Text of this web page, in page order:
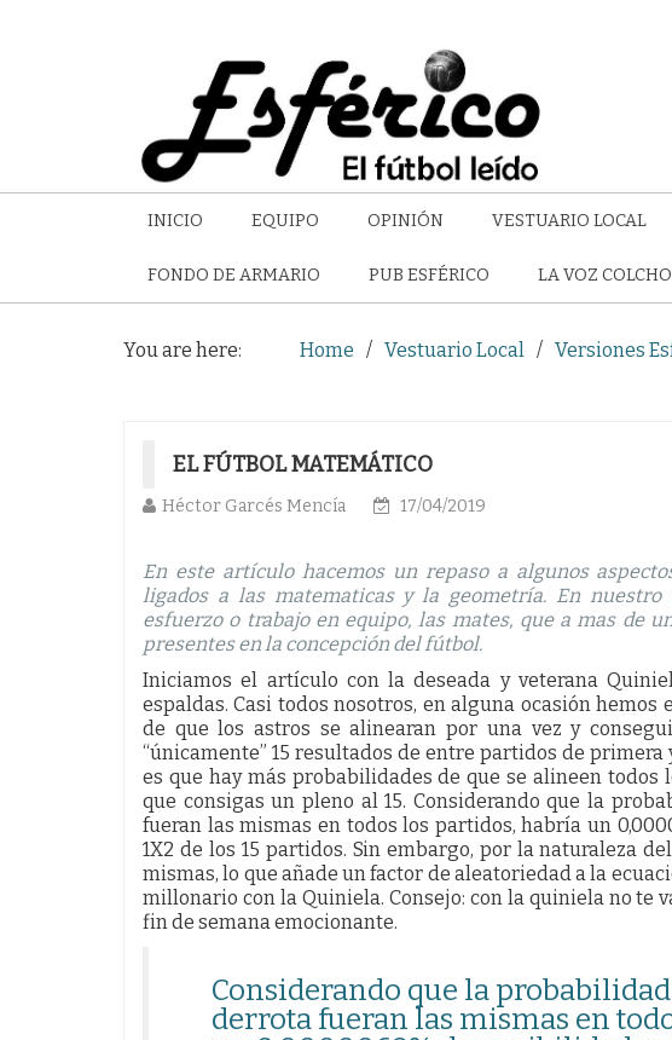
INICIO EQUIPO OPINIÓN VESTUARIO LOCAL
FONDO DE ARMARIO PUB ESFÉRICO LA VOZ
You are here: Home Vestuario Local Versiones
EL FÚTBOL MATEMÁTICO
Héctor Garcés Mencía 17/04/2019
En este artículo hacemos un repaso a algunos
ligados a las matematicas y la geometría. En
esfuerzo o trabajo en equipo, las mates, que a mas de
presentes en la concepción del fútbol.
Iniciamos el artículo con la deseada y veterana
espaldas. Casi todos nosotros, en alguna ocasión
de que los astros se alinearan por una vez y
“únicamente” 15 resultados de entre partidos de
es que hay más probabilidades de que se alineen todos
que consigas un pleno al 15. Considerando que la
fueran las mismas en todos los partidos, habría un
1X2 de los 15 partidos. Sin embargo, por la naturaleza
mismas, lo que añade un factor de aleatoriedad a la
millonario con la Quiniela. Consejo: con la quiniela no te
fin de semana emocionante.
Considerando que la
derrota fueran las mismas en